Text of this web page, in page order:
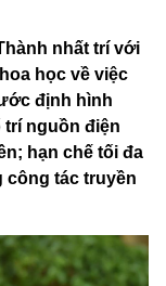
nhất trí với
học về việc
định hình
trí nguồn điện
hạn chế tối đa
công tác truyền